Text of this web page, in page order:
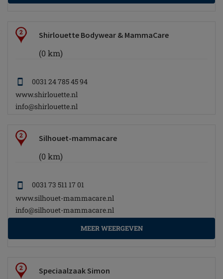
2 Shirlouette Bodywear & MammaCare
(0 km)
0031 24 785 45 94
www.shirlouette.nl
info@shirlouette.nl
2 Silhouet-mammacare
(0 km)
0031 73 511 17 01
www.silhouet-mammacare.nl
info@silhouet-mammacare.nl
MEER WEERGEVEN
2 Speciaalzaak Simon